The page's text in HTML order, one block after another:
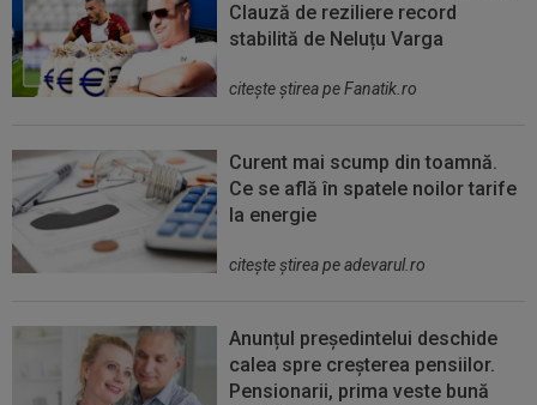
Clauză de reziliere record
stabilită de Neluțu Varga
citeşte ştirea pe Fanatik.ro
Curent mai scump din toamnă.
Ce se află în spatele noilor tarife
la energie
citeşte ştirea pe adevarul.ro
Anunțul președintelui deschide
calea spre creșterea pensiilor.
Pensionarii, prima veste bună